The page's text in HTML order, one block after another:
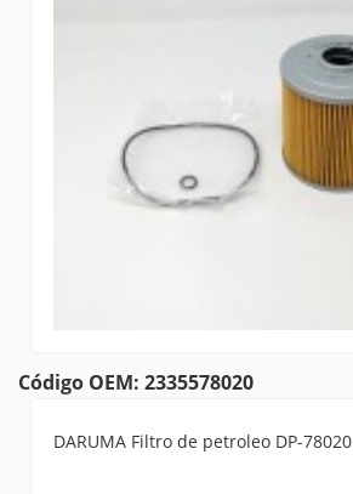
Código OEM: 2335578020
DARUMA Filtro de petroleo DP-78020